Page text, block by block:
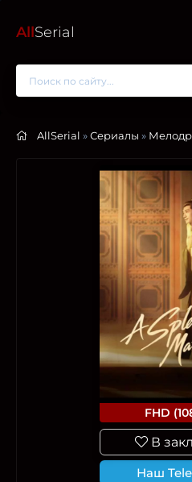
AllSerial
AllSerial »Сериалы »
FHD
В
Наш